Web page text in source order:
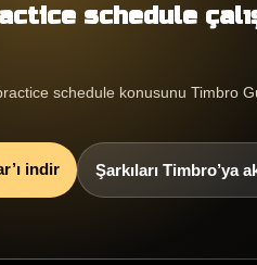
schedule
schedule konusunu Timbro
indir Şarkıları Timbro’ya